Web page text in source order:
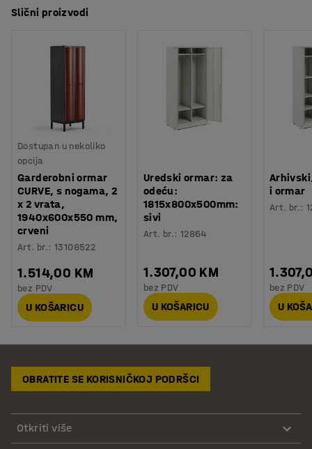
Slični proizvodi
Dostupan u nekoliko
opcija
Garderobni ormar
CURVE, s nogama, 2
x 2 vrata,
1940x600x550 mm,
crveni
Art. br.:13108522
1.514,00 KM
bez PDV
U KOŠARICU
Uredski ormar: za
odeću:
1815x800x500mm:
sivi
Art. br.: 12864
1.307,00 KM
bez PDV
U KOŠARICU
i ormar
Art. br.:
bez PDV
U
OBRATITE SE KORISNIČKOJ PODRŠCI
Otkriti više